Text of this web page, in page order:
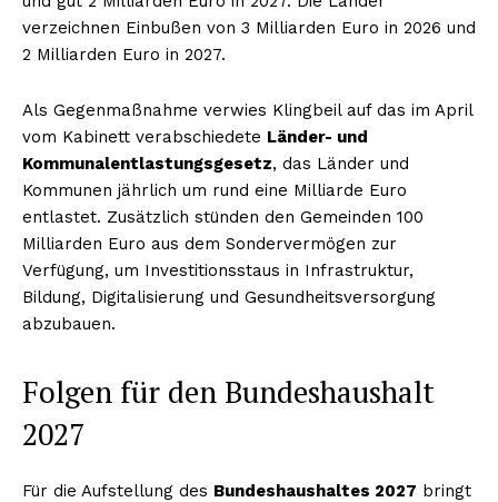
verzeichnen Einbußen von 3 Milliarden Euro in 2026 und
2 Milliarden Euro in 2027.
Als Gegenmaßnahme verwies Klingbeil auf das im April
vom Kabinett verabschiedete Länder- und
Kommunalentlastungsgesetz, das Länder und
Kommunen jährlich um rund eine Milliarde Euro
entlastet. Zusätzlich stünden den Gemeinden 100
Milliarden Euro aus dem Sondervermögen zur
Verfügung, um Investitionsstaus in Infrastruktur,
Bildung, Digitalisierung und Gesundheitsversorgung
abzubauen.
Folgen für den Bundeshaushalt
2027
Für die Aufstellung des Bundeshaushaltes 2027 bringt